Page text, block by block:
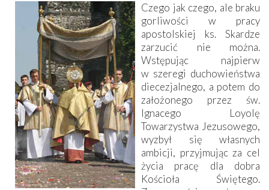
Czego jak czego, ale braku
gorliwości w pracy
apostolskiej ks. Skardze
zarzucić nie można.
Wstępując najpierw
w szeregi duchowieństwa
diecezjalnego, a potem do
założonego przez św.
Ignacego Loyolę
Towarzystwa Jezusowego,
wyzbył się własnych
ambicji, przyjmując za cel
życia pracę dla dobra
Kościoła Świętego.